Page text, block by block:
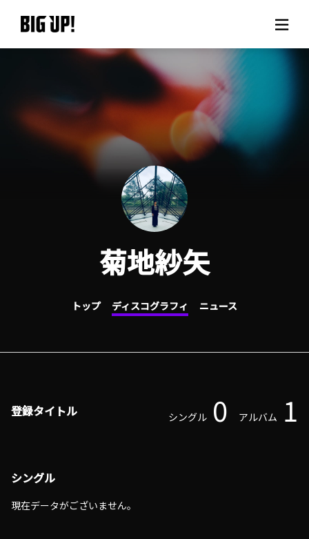
BIG UP!について
ニュース
料金プラン
サポート
ご利用の流れ
よくある質問
菊地紗矢
トップ ディスコグラフィ ニュース
登録タイトル シングル 0 アルバム 1
シングル
現在データがございません。